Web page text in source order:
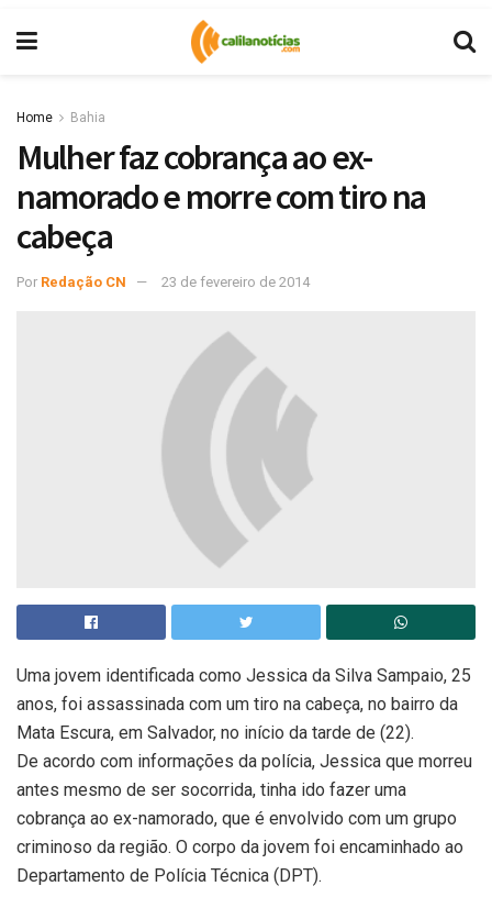
Home Bahia
Mulher faz cobrança ao ex-
namorado e morre com tiro na
cabeça
Por Redação CN 23 de fevereiro de 2014
Uma jovem identificada como Jessica da Silva Sampaio, 25
anos, foi assassinada com um tiro na cabeça, no bairro da
Mata Escura, em Salvador, no início da tarde de (22).
De acordo com informações da polícia, Jessica que morreu
antes mesmo de ser socorrida, tinha ido fazer uma
cobrança ao ex-namorado, que é envolvido com um grupo
criminoso da região. O corpo da jovem foi encaminhado ao
Departamento de Polícia Técnica (DPT).